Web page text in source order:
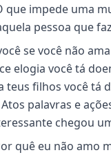
que impede uma
pessoa que
se você não
elogia você tá
teus filhos você tá
palavras e
chegou
quê eu não amo